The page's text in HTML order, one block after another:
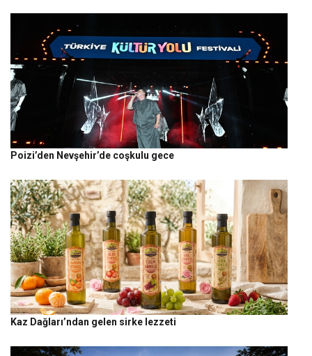
Poizi’den Nevşehir’de coşkulu gece
Kaz Dağları’ndan gelen sirke lezzeti